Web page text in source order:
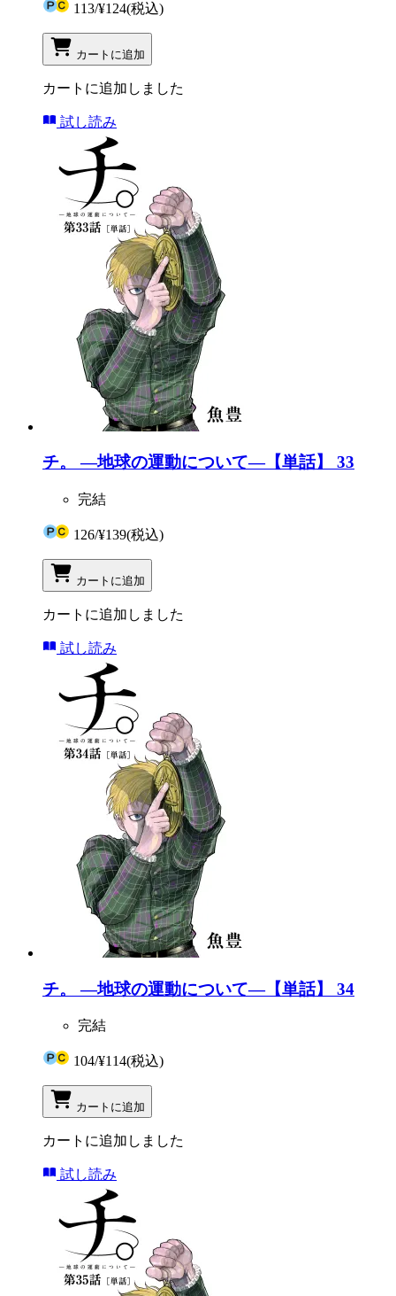
113/¥124(税込)
カートに追加
カートに追加しました
試し読み
チ。 ―地球の運動について―【単話】 33
完結
126/¥139(税込)
カートに追加
カートに追加しました
試し読み
チ。 ―地球の運動について―【単話】 34
完結
104/¥114(税込)
カートに追加
カートに追加しました
試し読み